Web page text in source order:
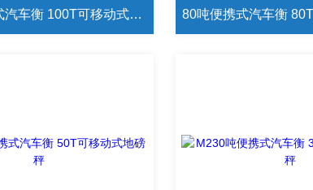
100吨便携式汽车衡 100T可移动式地磅秤